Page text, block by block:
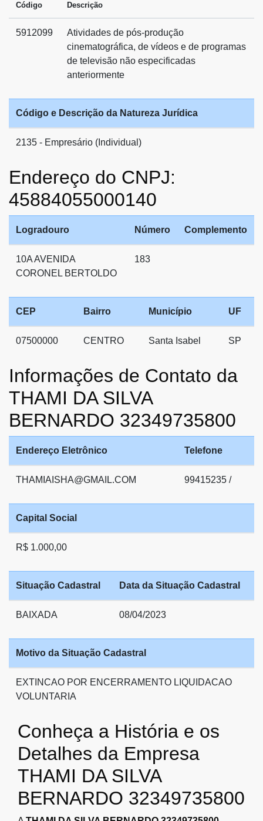
Código Descrição
5912099
Atividades de pós-produção
cinematográfica, de vídeos e de programas
de televisão não especificadas
anteriormente
Código e Descrição da Natureza Jurídica
2135 - Empresário (Individual)
Endereço do CNPJ:
45884055000140
Logradouro Número Complemento
10A AVENIDA
CORONEL BERTOLDO
183
CEP Bairro Município UF
07500000 CENTRO Santa Isabel SP
Informações de Contato da
THAMI DA SILVA
BERNARDO 32349735800
Endereço Eletrônico Telefone
THAMIAISHA@GMAIL.COM 99415235 /
Capital Social
R$ 1.000,00
Situação Cadastral Data da Situação Cadastral
BAIXADA 08/04/2023
Motivo da Situação Cadastral
EXTINCAO POR ENCERRAMENTO LIQUIDACAO
VOLUNTARIA
Conheça a História e os
Detalhes da Empresa
THAMI DA SILVA
BERNARDO 32349735800